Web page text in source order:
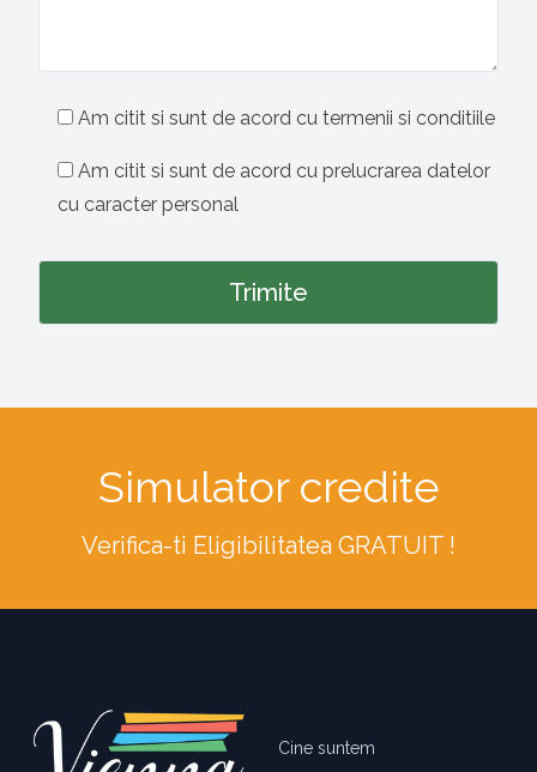
Am citit si sunt de acord cu termenii si conditiile
Am citit si sunt de acord cu prelucrarea datelor
cu caracter personal
Simulator credite
Verifica-ti Eligibilitatea GRATUIT !
Cine suntem